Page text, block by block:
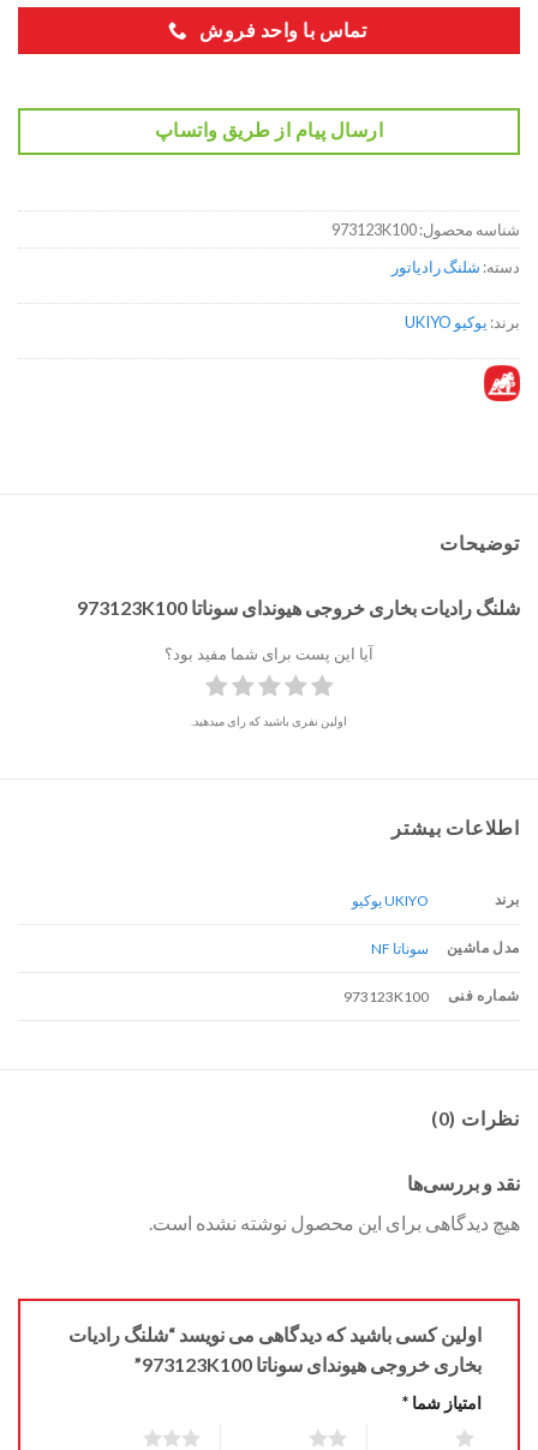
تماس با واحد فروش
ارسال پیام از طریق واتساپ
شناسه محصول:973123K100
دسته: شلنگ رادیاتور
برند: یوکیو UKIYO
توضیحات
شلنگ رادیات بخاری خروجی هیوندای سوناتا 973123K100
آیا این پست برای شما مفید بود؟
اولین نفری باشید که رای میدهید.
اطلاعات بیشتر
برند UKIYO یوکیو
مدل ماشین سوناتا NF
شماره فنی 973123K100
نظرات (0)
نقد و بررسی‌ها
هیچ دیدگاهی برای این محصول نوشته نشده است.
اولین کسی باشید که دیدگاهی می نویسد “شلنگ رادیات
بخاری خروجی هیوندای سوناتا 973123K100”
امتیاز شما *